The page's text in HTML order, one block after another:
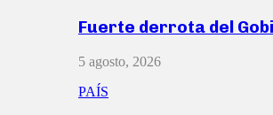
Fuerte derrota del
5 agosto, 2026
PAÍS